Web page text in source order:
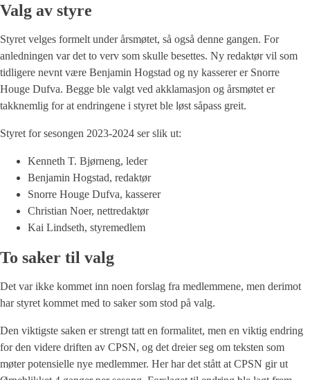
Valg av styre
Styret velges formelt under årsmøtet, så også denne gangen. For
anledningen var det to verv som skulle besettes. Ny redaktør vil som
tidligere nevnt være Benjamin Hogstad og ny kasserer er Snorre
Houge Dufva. Begge ble valgt ved akklamasjon og årsmøtet er
takknemlig for at endringene i styret ble løst såpass greit.
Styret for sesongen 2023-2024 ser slik ut:
Kenneth T. Bjørneng, leder
Benjamin Hogstad, redaktør
Snorre Houge Dufva, kasserer
Christian Noer, nettredaktør
Kai Lindseth, styremedlem
To saker til valg
Det var ikke kommet inn noen forslag fra medlemmene, men derimot
har styret kommet med to saker som stod på valg.
Den viktigste saken er strengt tatt en formalitet, men en viktig endring
for den videre driften av CPSN, og det dreier seg om teksten som
møter potensielle nye medlemmer. Her har det stått at CPSN gir ut